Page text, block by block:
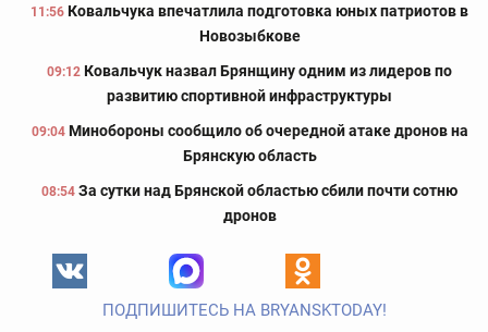
11:56 Ковальчука впечатлила подготовка юных патриотов в
Новозыбкове
09:12 Ковальчук назвал Брянщину одним из лидеров по
развитию спортивной инфраструктуры
09:04 Минобороны сообщило об очередной атаке дронов на
Брянскую область
08:54 За сутки над Брянской областью сбили почти сотню
дронов
ПОДПИШИТЕСЬ НА BRYANSKTODAY!